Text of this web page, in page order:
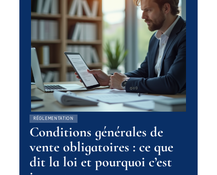
RÉGLEMENTATION
Conditions générales de
vente obligatoires : ce que
dit la loi et pourquoi c’est